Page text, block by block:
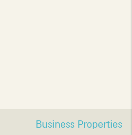
Business Properties